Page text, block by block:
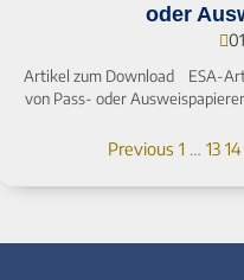
oder
Artikel zum Download ESA-
von Pass- oder
Previous 1 … 13 14